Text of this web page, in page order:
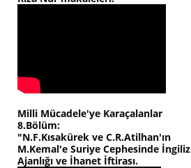
Milli Mücadele'ye Karaçalanlar
8.Bölüm:
"N.F.Kısakürek ve C.R.Atilhan'ın
M.Kemal'e Suriye Cephesinde İngiliz
Ajanlığı ve İhanet İftirası.